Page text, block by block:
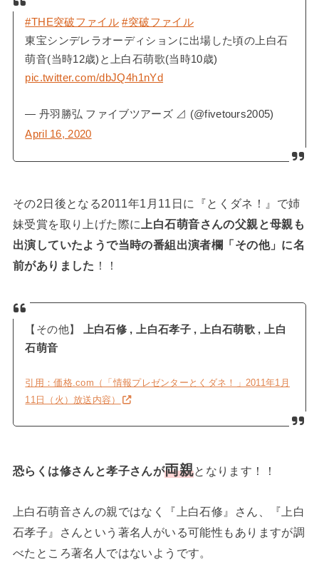
#THE突破ファイル #突破ファイル
東宝シンデレラオーディションに出場した頃の上白石
萌音(当時12歳)と上白石萌歌(当時10歳)
pic.twitter.com/dbJQ4h1nYd
— 丹羽勝弘 ファイブツアーズ ⊿ (@fivetours2005)
April 16, 2020
その2日後となる2011年1月11日に『とくダネ！』で姉
妹受賞を取り上げた際に
上白石萌音さんの父親と母親も
出演していたようで当時の番組出演者欄「その他」に名
前がありました ！！
【その他】
上白石修 , 上白石孝子 , 上白石萌歌 , 上白
石萌音
引用：価格.com（「情報プレゼンターとくダネ！」2011年1月
11日（火）放送内容）
恐らくは修さんと孝子さんが両親となります！！
上白石萌音さんの親ではなく『上白石修』さん、『上白
石孝子』さんという著名人がいる可能性もありますが調
べたところ著名人ではないようです。